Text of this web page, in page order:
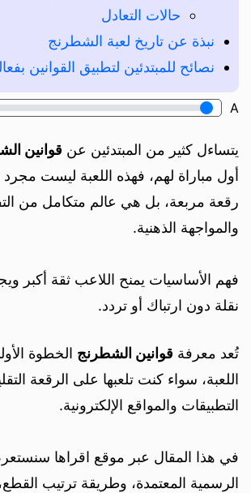
حالات التعادل
نبذة عن تاريخ لعبة الشطرنج
نصائح للمبتدئين لتطبيق القوانين
A
يتساءل كثير من المبتدئين عن قوانين
أول مباراة لهم، فهذه اللعبة ليست
رقعة مربعة، بل هي عالم متكامل من
والمواجهة الذهنية.
فهم الأساسيات يمنح اللاعب ثقة أكبر
نقلة دون ارتباك أو تردد.
تُعد معرفة قوانين الشطرنج الخطوة
اللعبة، سواء كنت تلعبها على الرقعة
التطبيقات والمواقع الإلكترونية.
في هذا المقال عبر موقع اقراها
الرسمية المعتمدة، وطريقة ترتيب القطع،